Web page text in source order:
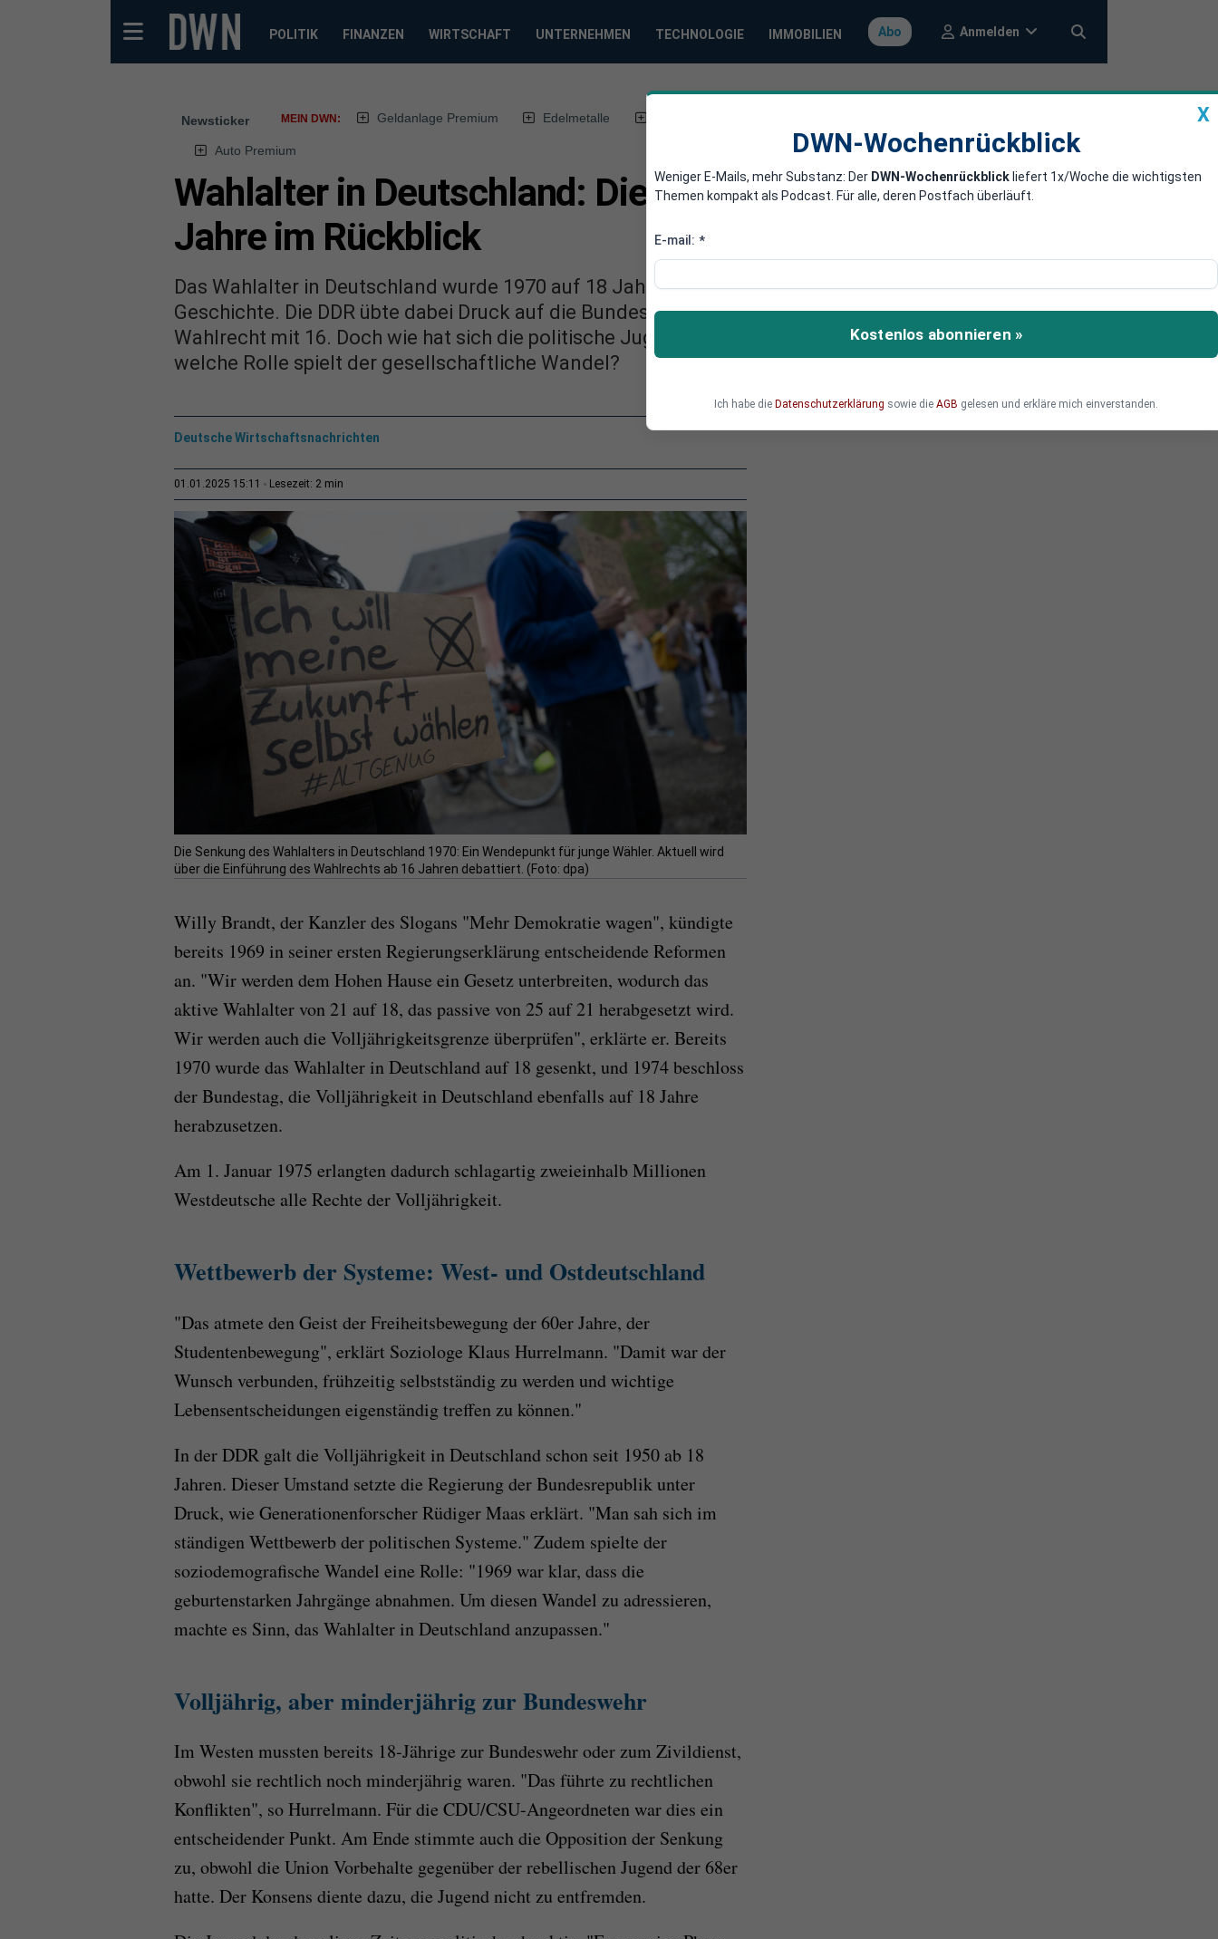
POLITIK FINANZEN WIRTSCHAFT UNTERNEHMEN TECHNOLOGIE IMMOBILIEN Abo Anmelden
Newsticker MEIN DWN: Geldanlage Premium Edelmetalle
Auto Premium
Wahlalter in Deutschland: Die Reformen der 1970er-
Jahre im Rückblick
Das Wahlalter in Deutschland wurde 1970 auf 18 Jahre gesenkt, ein Meilenstein in der
Geschichte. Die DDR übte dabei Druck auf die Bundesrepublik aus. Heute diskutiert man über das
Wahlrecht mit 16. Doch wie hat sich die politische Jugend seit den 70er-Jahren verändert, und
welche Rolle spielt der gesellschaftliche Wandel?
Deutsche Wirtschaftsnachrichten
01.01.2025 15:11 Lesezeit: 2 min
Die Senkung des Wahlalters in Deutschland 1970: Ein Wendepunkt für junge Wähler. Aktuell wird
über die Einführung des Wahlrechts ab 16 Jahren debattiert. (Foto: dpa)
Willy Brandt, der Kanzler des Slogans "Mehr Demokratie wagen", kündigte
bereits 1969 in seiner ersten Regierungserklärung entscheidende Reformen
an. "Wir werden dem Hohen Hause ein Gesetz unterbreiten, wodurch das
aktive Wahlalter von 21 auf 18, das passive von 25 auf 21 herabgesetzt wird.
Wir werden auch die Volljährigkeitsgrenze überprüfen", erklärte er. Bereits
1970 wurde das Wahlalter in Deutschland auf 18 gesenkt, und 1974 beschloss
der Bundestag, die Volljährigkeit in Deutschland ebenfalls auf 18 Jahre
herabzusetzen.
Am 1. Januar 1975 erlangten dadurch schlagartig zweieinhalb Millionen
Westdeutsche alle Rechte der Volljährigkeit.
Wettbewerb der Systeme: West- und Ostdeutschland
"Das atmete den Geist der Freiheitsbewegung der 60er Jahre, der
Studentenbewegung", erklärt Soziologe Klaus Hurrelmann. "Damit war der
Wunsch verbunden, frühzeitig selbstständig zu werden und wichtige
Lebensentscheidungen eigenständig treffen zu können."
In der DDR galt die Volljährigkeit in Deutschland schon seit 1950 ab 18
Jahren. Dieser Umstand setzte die Regierung der Bundesrepublik unter
Druck, wie Generationenforscher Rüdiger Maas erklärt. "Man sah sich im
ständigen Wettbewerb der politischen Systeme." Zudem spielte der
soziodemografische Wandel eine Rolle: "1969 war klar, dass die
geburtenstarken Jahrgänge abnahmen. Um diesen Wandel zu adressieren,
machte es Sinn, das Wahlalter in Deutschland anzupassen."
Volljährig, aber minderjährig zur Bundeswehr
Im Westen mussten bereits 18-Jährige zur Bundeswehr oder zum Zivildienst,
obwohl sie rechtlich noch minderjährig waren. "Das führte zu rechtlichen
Konflikten", so Hurrelmann. Für die CDU/CSU-Angeordneten war dies ein
entscheidender Punkt. Am Ende stimmte auch die Opposition der Senkung
zu, obwohl die Union Vorbehalte gegenüber der rebellischen Jugend der 68er
hatte. Der Konsens diente dazu, die Jugend nicht zu entfremden.
X
DWN-Wochenrückblick
Weniger E-Mails, mehr Substanz: Der DWN-Wochenrückblick liefert 1x/Woche die wichtigsten
Themen kompakt als Podcast. Für alle, deren Postfach überläuft.
E-mail: *
Kostenlos abonnieren »
Ich habe die Datenschutzerklärung sowie die AGB gelesen und erkläre mich einverstanden.